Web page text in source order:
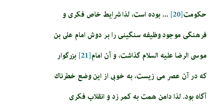
حكومت[20]
... بوده است، لذا شرايط خاص فكرى و
فرهنگى موجود وظيفه سنگينى را بر دوش امام على بن
موسى الرضا عليه السلام گذاشت، و آن امام‏[21]
بزرگوار
كه در آن عصر مى زيست، به خوبى از اين وضع خطرناك
آگاه بود. لذا دامن همت به كمر زد و انقلاب فكرى